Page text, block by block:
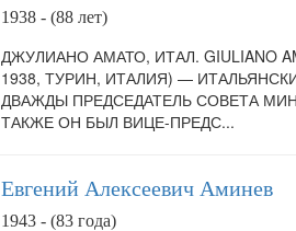
1938 - (88 лет)
ДЖУЛИАНО АМАТО, ИТАЛ. GIULIANO
1938, ТУРИН, ИТАЛИЯ) —
ДВАЖДЫ ПРЕДСЕДАТЕЛЬ СОВЕТА
ТАКЖЕ ОН БЫЛ ВИЦЕ-ПРЕДС...
Евгений Алексеевич Аминев
1943 - (83 года)